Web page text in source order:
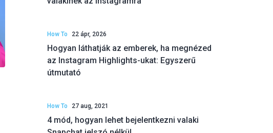
How To 22 ápr, 2026
Hogyan láthatják az emberek, ha megnézed
az Instagram Highlights-ukat: Egyszerű
útmutató
How To 27 aug, 2021
4 mód, hogyan lehet bejelentkezni valaki